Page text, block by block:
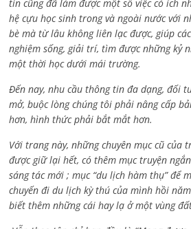
tin cũng đã làm được một số việc có ích
hệ cựu học sinh trong và ngoài nước với
bè mà từ lâu không liên lạc được, giúp
nghiệm sống, giải trí, tìm được những kỷ
một thời học dưới mái trường.
Đến nay, nhu cầu thông tin đa dạng, đối
mở, buộc lòng chúng tôi phải nâng cấp
hơn, hình thức phải bắt mắt hơn.
Với trang này, những chuyên mục cũ của
được giữ lại hết, có thêm mục truyện
sáng tác mới ; mục “du lịch hàm thụ” để
chuyến đi du lịch kỳ thú của mình hồi
biết thêm những cái hay lạ ở một vùng